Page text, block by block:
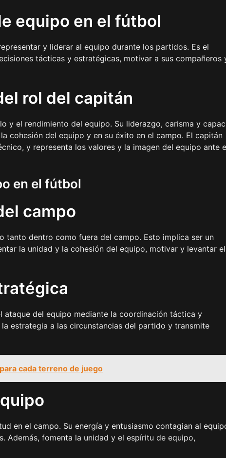
equipo en el fútbol
y liderar al equipo durante los partidos. Es el
tácticas y estratégicas, motivar a sus compañeros
rol del capitán
y el rendimiento del equipo. Su liderazgo, carisma y
cohesión del equipo y en su éxito en el campo. El capitán
y representa los valores y la imagen del equipo ante
en el fútbol
campo
tanto dentro como fuera del campo. Esto implica ser un
la unidad y la cohesión del equipo, motivar y levantar el
ataque del equipo mediante la coordinación táctica y
estrategia a las circunstancias del partido y transmite
cada terreno de juego
en el campo. Su energía y entusiasmo contagian al
Además, fomenta la unidad y el espíritu de equipo,